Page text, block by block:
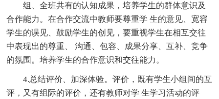
组、全班共有的认知成果，培养学生的群体意识及
合作能力。在合作交流中教师要尊重学 生的意见、宽容
学生的误见、鼓励学生的创见，要重视学生在相互交往
中表现出的尊重、 沟通、包容、成果分享、互补、竞争
的氛围。培养学生的合作意识和交往能力。
4.总结评价、加深体验。评价，既有学生小组间的互
评，又有组际的评价，还有教师对学 生学习活动的评